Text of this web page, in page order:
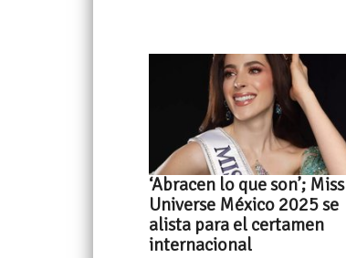
‘Abracen lo que son’; Miss
Universe México 2025 se
alista para el certamen
internacional